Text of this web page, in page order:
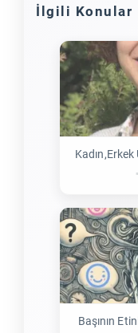
İlgili Konular
Başının